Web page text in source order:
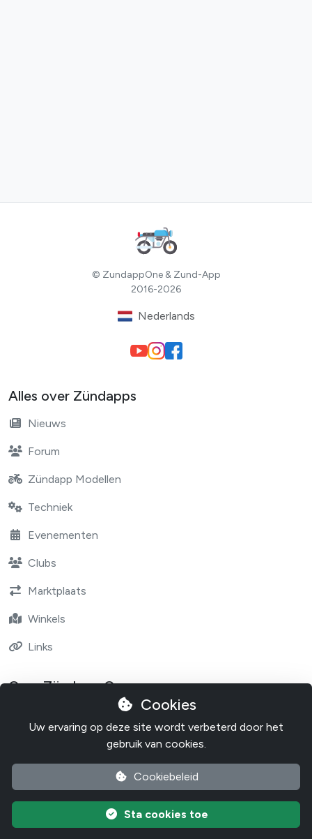
© ZundappOne & Zund-App
2016-2026
Nederlands
Alles over Zündapps
Nieuws
Forum
Zündapp Modellen
Techniek
Evenementen
Clubs
Marktplaats
Winkels
Links
Over Zündapp One
Over Zundapp One
Cookies
Uw ervaring op deze site wordt verbeterd door het
gebruik van cookies.
Cookiebeleid
Sta cookies toe